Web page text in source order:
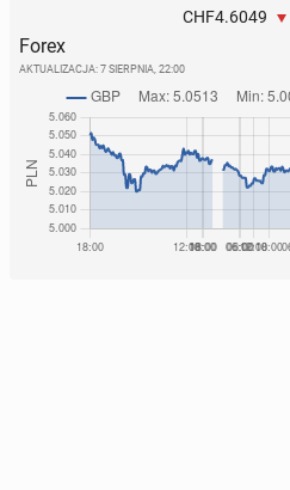
CHF4.6049
Forex
AKTUALIZACJA: 7 SIERPNIA, 22:00